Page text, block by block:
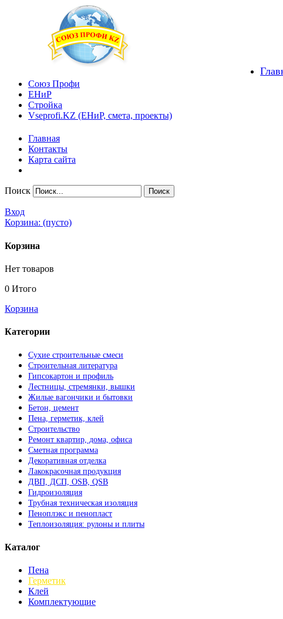
Союз Профи
ЕНиР
Стройка
Vseprofi.KZ (ЕНиР, смета, проекты)
Главная
Контакты
Карта сайта
Поиск
Вход
Корзина: (пусто)
Корзина
Нет товаров
0 Итого
Корзина
Категории
Сухие строительные смеси
Строительная литература
Гипсокартон и профиль
Лестницы, стремянки, вышки
Жилые вагончики и бытовки
Бетон, цемент
Пена, герметик, клей
Строительство
Ремонт квартир, дома, офиса
Сметная программа
Декоративная отделка
Лакокрасочная продукция
ДВП, ДСП, OSB, QSB
Гидроизоляция
Трубная техническая изоляция
Пеноплэкс и пенопласт
Теплоизоляция: рулоны и плиты
Каталог
Пена
Герметик
Клей
Комплектующие